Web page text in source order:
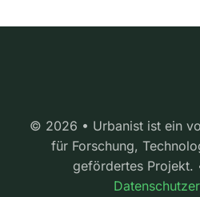
© 2026 • Urbanist ist ein
für Forschung,
gefördertes Projekt.